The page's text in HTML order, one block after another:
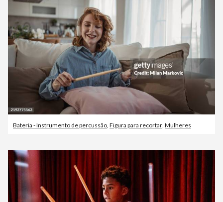
Bateria - Instrumento de percussão Figura para recortar Mulheres